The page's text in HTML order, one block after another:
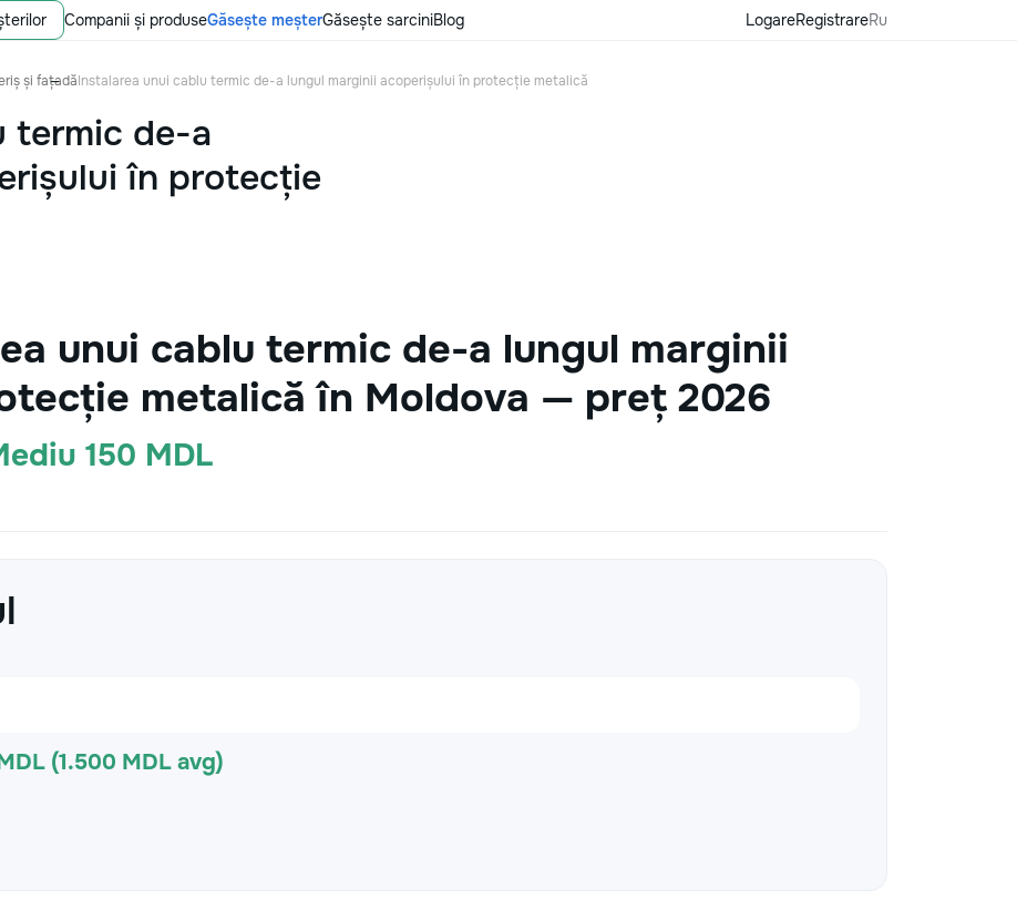
Companii și produseGăsește meșterGăsește sarciniBlog LogareRegistrareRu
și fațadăInstalarea unui cablu termic de-a lungul marginii acoperișului în protecție metalică
termic de-a
în protecție
unui cablu termic de-a lungul marginii
metalică în Moldova — preț 2026
150 MDL
(1.500 MDL avg)